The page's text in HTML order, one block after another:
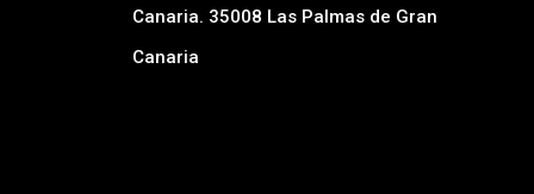
Canaria. 35008 Las Palmas de Gran
Canaria